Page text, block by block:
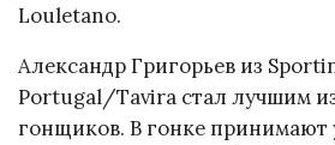
Louletano.
Александр Григорьев из
Portugal/Tavira стал лучшим
гонщиков. В гонке принимают